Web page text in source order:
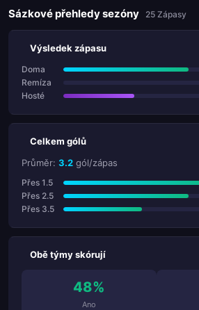
Sázkové přehledy sezóny 25 Zápasy
Výsledek zápasu
Doma
Remíza
Hosté
Celkem gólů
Průměr: 3.2 gól/zápas
Přes 1.5
Přes 2.5
Přes 3.5
Obě týmy skórují
48%
Ano